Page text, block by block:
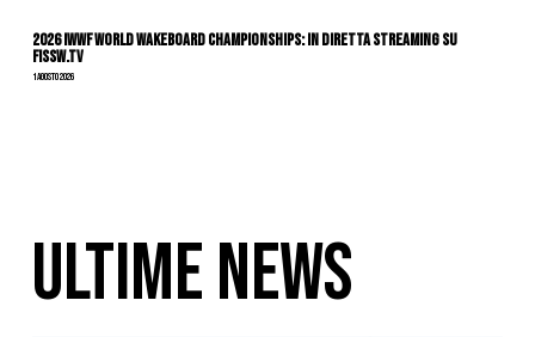
2026 IWWF WORLD WAKEBOARD CHAMPIONSHIPS: IN DIRETTA STREAMING SU
FISSW.TV
1 Agosto 2026
ULTIME NEWS